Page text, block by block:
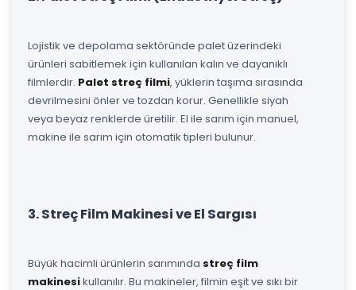
Lojistik ve depolama sektöründe palet üzerindeki
ürünleri sabitlemek için kullanılan kalın ve dayanıklı
filmlerdir. Palet streç filmi, yüklerin taşıma sırasında
devrilmesini önler ve tozdan korur. Genellikle siyah
veya beyaz renklerde üretilir. El ile sarım için manuel,
makine ile sarım için otomatik tipleri bulunur.
3. Streç Film Makinesi ve El Sargısı
Büyük hacimli ürünlerin sarımında streç film
makinesikullanılır. Bu makineler, filmin eşit ve sıkı bir